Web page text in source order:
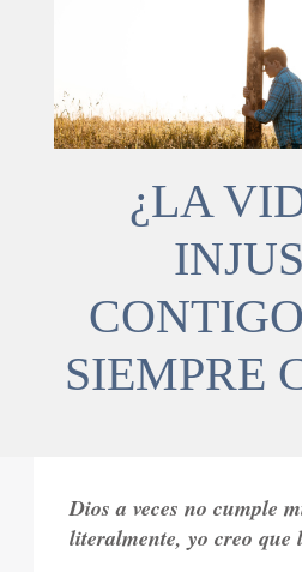
¿LA
SIEMPRE
Dios a veces no cumple
literalmente, yo creo que